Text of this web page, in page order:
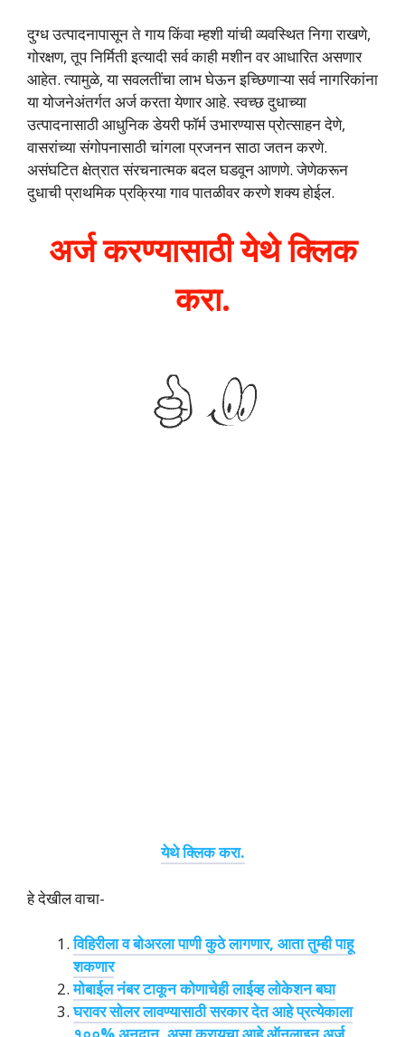
दुग्ध उत्पादनापासून ते गाय किंवा म्हशी यांची व्यवस्थित निगा राखणे,
गोरक्षण, तूप निर्मिती इत्यादी सर्व काही मशीन वर आधारित असणार
आहेत. त्यामुळे, या सवलतींचा लाभ घेऊन इच्छिणाऱ्या सर्व नागरिकांना
या योजनेअंतर्गत अर्ज करता येणार आहे. स्वच्छ दुधाच्या
उत्पादनासाठी आधुनिक डेयरी फॉर्म उभारण्यास प्रोत्साहन देणे,
वासरांच्या संगोपनासाठी चांगला प्रजनन साठा जतन करणे.
असंघटित क्षेत्रात संरचनात्मक बदल घडवून आणणे. जेणेकरून
दुधाची प्राथमिक प्रक्रिया गाव पातळीवर करणे शक्य होईल.
अर्ज करण्यासाठी येथे क्लिक
करा.
येथे क्लिक करा.
हे देखील वाचा-
विहिरीला व बोअरला पाणी कुठे लागणार, आता तुम्ही पाहू
शकणार
मोबाईल नंबर टाकून कोणाचेही लाईव्ह लोकेशन बघा
घरावर सोलर लावण्यासाठी सरकार देत आहे प्रत्येकाला